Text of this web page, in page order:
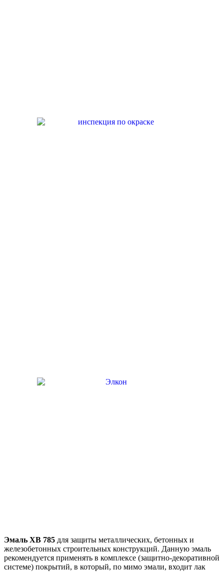
Эмаль ХВ 785 для защиты металлических, бетонных и
железобетонных строительных конструкций. Данную эмаль
рекомендуется применять в комплексе (защитно-декоративной
системе) покрытий, в который, по мимо эмали, входит лак